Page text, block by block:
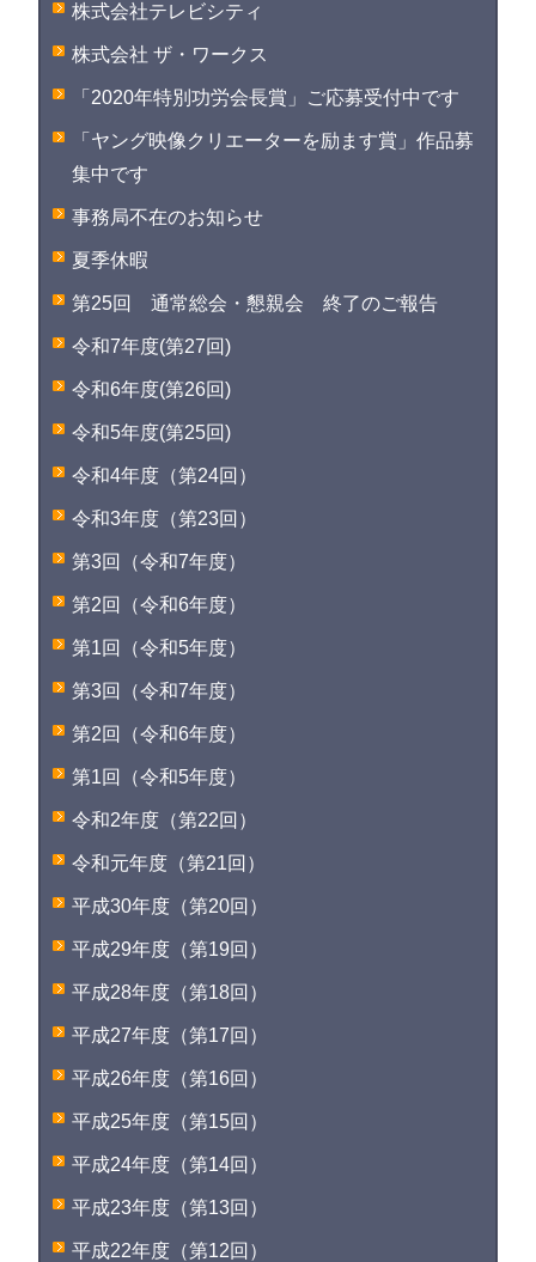
株式会社テレビシティ
株式会社 ザ・ワークス
「2020年特別功労会長賞」ご応募受付中です
「ヤング映像クリエーターを励ます賞」作品募
集中です
事務局不在のお知らせ
夏季休暇
第25回 通常総会・懇親会 終了のご報告
令和7年度(第27回)
令和6年度(第26回)
令和5年度(第25回)
令和4年度（第24回）
令和3年度（第23回）
第3回（令和7年度）
第2回（令和6年度）
第1回（令和5年度）
第3回（令和7年度）
第2回（令和6年度）
第1回（令和5年度）
令和2年度（第22回）
令和元年度（第21回）
平成30年度（第20回）
平成29年度（第19回）
平成28年度（第18回）
平成27年度（第17回）
平成26年度（第16回）
平成25年度（第15回）
平成24年度（第14回）
平成23年度（第13回）
平成22年度（第12回）